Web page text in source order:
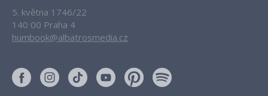
5. května 1746/22
140 00 Praha 4
humbook@albatrosmedia.cz